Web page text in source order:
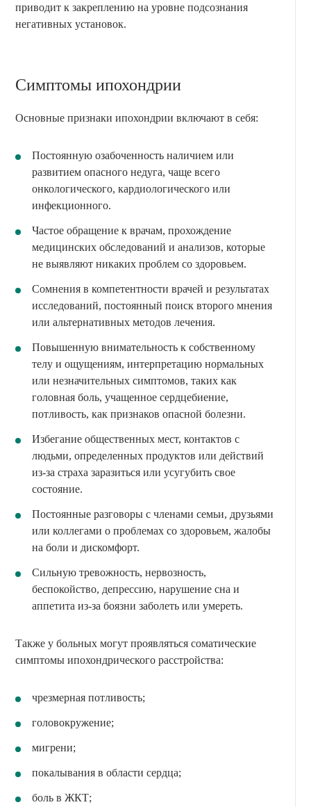
приводит к закреплению на уровне подсознания
негативных установок.
Симптомы ипохондрии
Основные признаки ипохондрии включают в себя:
Постоянную озабоченность наличием или
развитием опасного недуга, чаще всего
онкологического, кардиологического или
инфекционного.
Частое обращение к врачам, прохождение
медицинских обследований и анализов, которые
не выявляют никаких проблем со здоровьем.
Сомнения в компетентности врачей и результатах
исследований, постоянный поиск второго мнения
или альтернативных методов лечения.
Повышенную внимательность к собственному
телу и ощущениям, интерпретацию нормальных
или незначительных симптомов, таких как
головная боль, учащенное сердцебиение,
потливость, как признаков опасной болезни.
Избегание общественных мест, контактов с
людьми, определенных продуктов или действий
из-за страха заразиться или усугубить свое
состояние.
Постоянные разговоры с членами семьи, друзьями
или коллегами о проблемах со здоровьем, жалобы
на боли и дискомфорт.
Сильную тревожность, нервозность,
беспокойство, депрессию, нарушение сна и
аппетита из-за боязни заболеть или умереть.
Также у больных могут проявляться соматические
симптомы ипохондрического расстройства:
чрезмерная потливость;
головокружение;
мигрени;
покалывания в области сердца;
боль в ЖКТ;